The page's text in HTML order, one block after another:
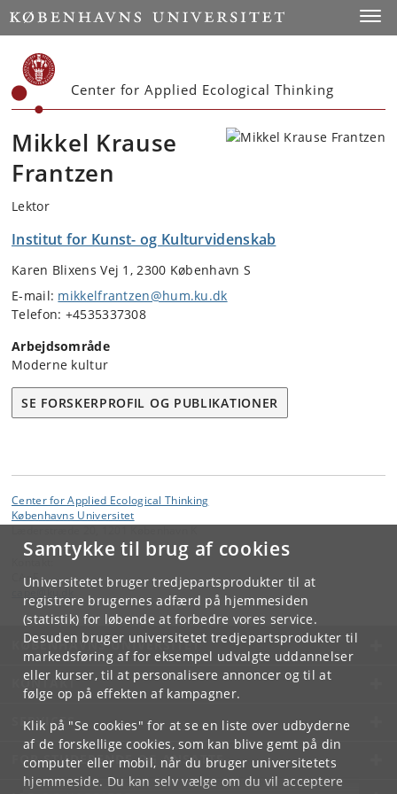
Samtykke til brug af cookies
Universitetet bruger tredjepartsprodukter til at
registrere brugernes adfærd på hjemmesiden
(statistik) for løbende at forbedre vores service.
Desuden bruger universitetet tredjepartsprodukter til
markedsføring af for eksempel udvalgte uddannelser
eller kurser, til at personalisere annoncer og til at
følge op på effekten af kampagner.
Klik på "Se cookies" for at se en liste over udbyderne
af de forskellige cookies, som kan blive gemt på din
computer eller mobil, når du bruger universitetets
hjemmeside. Du kan selv vælge om du vil acceptere
Start
Center for Applied Ecological Thinking
Mikkel Krause
Frantzen
Lektor
Institut for Kunst- og Kulturvidenskab
Karen Blixens Vej 1, 2300 København S
E-mail: mikkelfrantzen@hum.ku.dk
Telefon: +4535337308
Arbejdsområde
Moderne kultur
SE FORSKERPROFIL OG PUBLIKATIONER
Center for Applied Ecological Thinking
Københavns Universitet
CApE
KØBENHAVNS UNIVERSITET
KONTAKT
SERVICES
FOR STUDERENDE OG ANSATTE